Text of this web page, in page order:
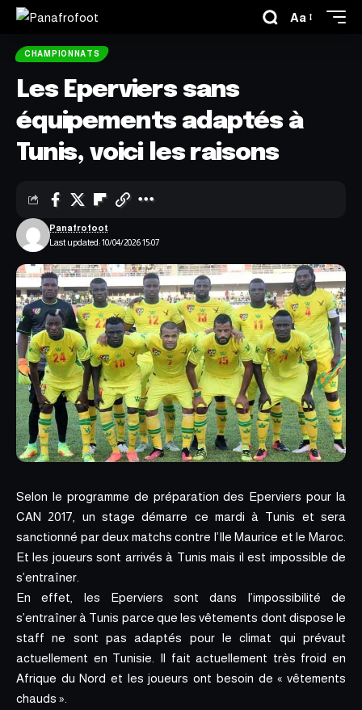
Aa
CHAMPIONNATS
Les Eperviers sans
équipements adaptés à
Tunis, voici les raisons
Last updated: 10/04/2026 15:07
Panafrofoot
Selon le programme de préparation des Eperviers pour la
CAN 2017, un stage démarre ce mardi à Tunis et sera
sanctionné par deux matchs contre l’Ile Maurice et le Maroc
Et les joueurs sont arrivés à Tunis mais il est impossible de
s’entraîner.
En effet, les Eperviers sont dans l’impossibilité de
s’entraîner à Tunis parce que les vêtements dont dispose le
staff ne sont pas adaptés pour le climat qui prévaut
actuellement en Tunisie. Il fait actuellement très froid en
Afrique du Nord et les joueurs ont besoin de « vêtements
chauds ».